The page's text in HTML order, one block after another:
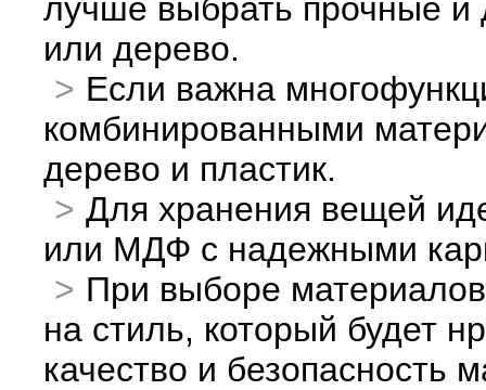
лучше выбрать прочные
или дерево.
Если важна
комбинированными
дерево и пластик.
Для хранения вещей
или МДФ с надежными
При выборе
на стиль, который будет
качество и безопасность